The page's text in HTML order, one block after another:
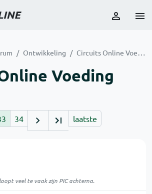
Ontwikkeling Circuits Online Voeding 2016
Voeding
34 laatste
veel te vaak zijn PIC achterna.